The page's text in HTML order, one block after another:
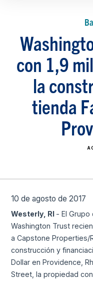
con 1,9
la
tienda
10 de agosto de 2017
Westerly, RI - El Grupo
Washington Trust
a Capstone Properties/
construcción y
Dollar en Providence,
Street, la propiedad